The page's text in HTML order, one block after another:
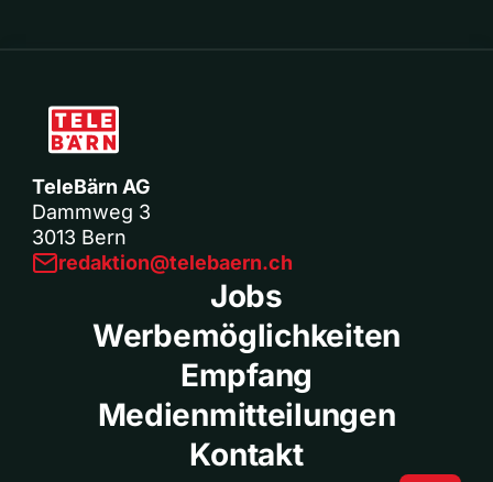
TeleBärn AG
Dammweg 3
3013 Bern
redaktion@telebaern.ch
Jobs
Werbemöglichkeiten
Empfang
Medienmitteilungen
Kontakt